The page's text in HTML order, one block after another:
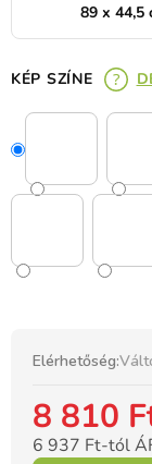
89 x 44,5
KÉP SZÍNE
Elérhetőség:
8 810
6 937 Ft-tól